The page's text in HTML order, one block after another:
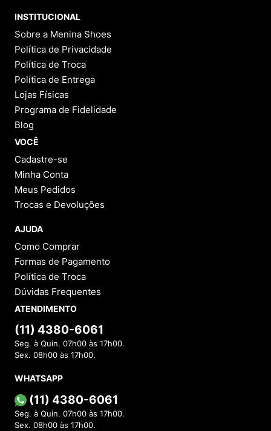
INSTITUCIONAL
Sobre a Menina Shoes
Política de Privacidade
Política de Troca
Política de Entrega
Lojas Físicas
Programa de Fidelidade
Blog
VOCÊ
Cadastre-se
Minha Conta
Meus Pedidos
Trocas e Devoluções
AJUDA
Como Comprar
Formas de Pagamento
Política de Troca
Dúvidas Frequentes
ATENDIMENTO
(11) 4380-6061
Seg. à Quin. 07h00 às 17h00.
Sex. 08h00 às 17h00.
WHATSAPP
(11) 4380-6061
Seg. à Quin. 07h00 às 17h00.
Sex. 08h00 às 17h00.